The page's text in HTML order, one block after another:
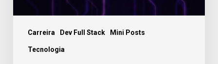
Carreira Dev Full Stack Mini Posts
Tecnologia